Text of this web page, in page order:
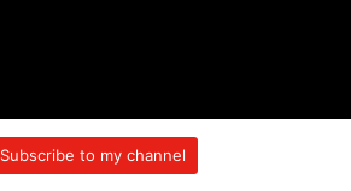
Subscribe to my channel